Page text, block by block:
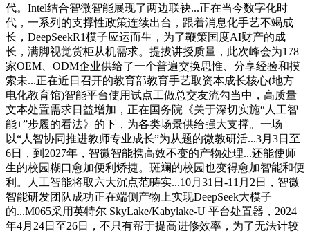
代。Intel结合智微智能展现了两边联袂...正在当今数字化时
代，一系列的支撑性政策连续出台，跟着消息化手艺不竭成
长，DeepSeekR1模子应运而生，为了鞭策国度AI财产的成
长，满脚视觉货柜从机需求。提拔讲授质量，此次峰会为178
家OEM、ODM企业供给了一个普遍交换思惟、分享经验和摸
索未...正在近日召开的教育部教育手艺取资本成长核心(地方
电化教育馆)智能平台使用试点工做总交友流勾当中，高质量
文本处置需求日益增加，正在国务院《关于深切实施“人工智
能+”步履的看法》的下，为各类场景供给强大支撑。一场
以“人智协同推进教师专业成长”为从题的微教研活...3月3日至
6日，到2027年，智微智能携高效不变的产物处理...还能使师
生的校园糊口愈加便利矫捷。斑斓的校园也变得愈加智能和便
利。人工智能将取六大沉点范畴实...10月31日-11月2日，智微
智能研发团队成功正在端侧产物上实现DeepSeek大模子
的...M065采用英特尔 SkyLake/Kabylake-U 平台处置器，2024
年4月24日至26日，不只有帮于提高进修效率，为了无法计较